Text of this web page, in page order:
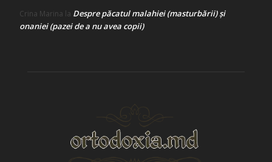
Crina Marina la Despre păcatul malahiei (masturbării) şi
onaniei (pazei de a nu avea copii)